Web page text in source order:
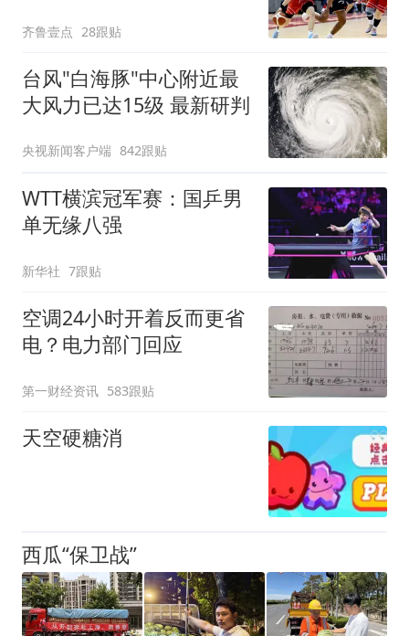
齐鲁壹点 28跟贴
台风"白海豚"中心附近最
大风力已达15级 最新研判
央视新闻客户端 842跟贴
WTT横滨冠军赛：国乒男
单无缘八强
新华社 7跟贴
空调24小时开着反而更省
电？电力部门回应
第一财经资讯 583跟贴
天空硬糖消
西瓜“保卫战”